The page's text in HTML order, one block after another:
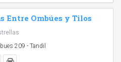
Entre Ombúes y Tilos
209 - Tandil